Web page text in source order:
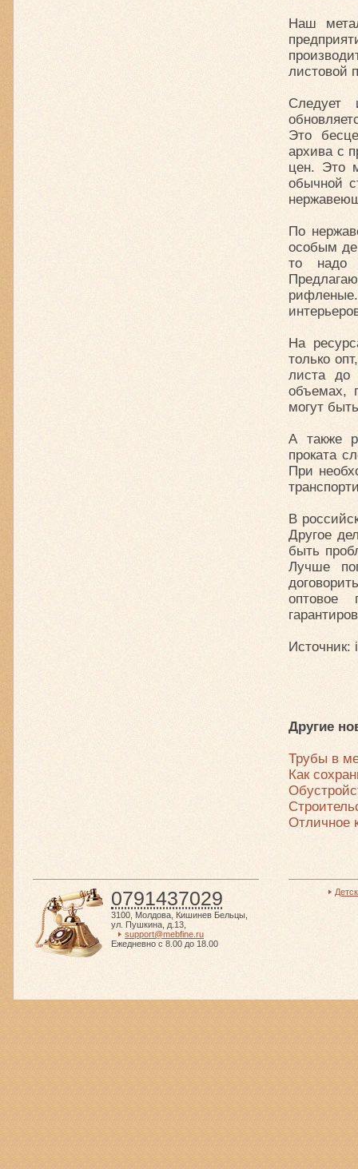
Наш
листовой
Следует
Это
архива с
цен. Это
обычной
По
особым
то надо
На
только
листа до
объемах,
могут
А также
проката
При
В
Другое
быть
Лучше
оптовое
Источник:
Другие
Трубы в
Как
Отличное
0791437029
3100 Молдова Кишинев Бельцы
ул. Пушкина, д.13
support@mebfine.ru
Ежедневно с 8.00 до 18.00